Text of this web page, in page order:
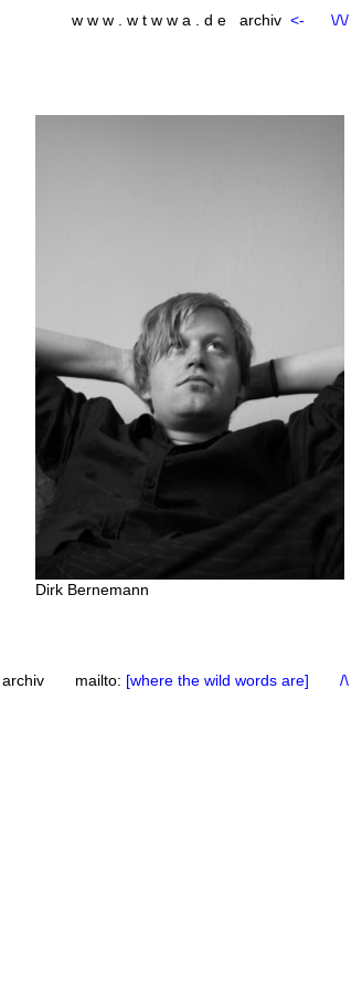
w w w . w t w w a . d e archiv <- \/\/
Dirk Bernemann
archiv mailto: [where the wild words are] /\